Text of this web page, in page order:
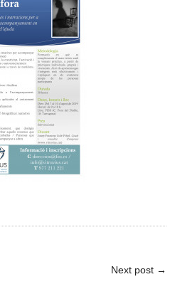
Next post →